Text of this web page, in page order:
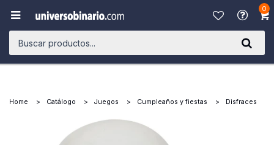
0

Home Catálogo Juegos Cumpleaños y fiestas Disfraces